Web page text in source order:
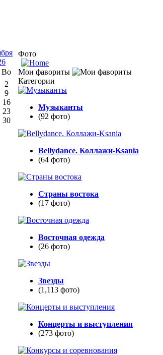
Фото
Мои фавориты
Категории
Музыканты
(92 фото)
Bellydance. Коллажи-Ksania
(64 фото)
Страны востока
(17 фото)
Восточная одежда
(26 фото)
Звезды
(1,113 фото)
Концерты и выступления
(273 фото)
Во
2
9
16
23
30